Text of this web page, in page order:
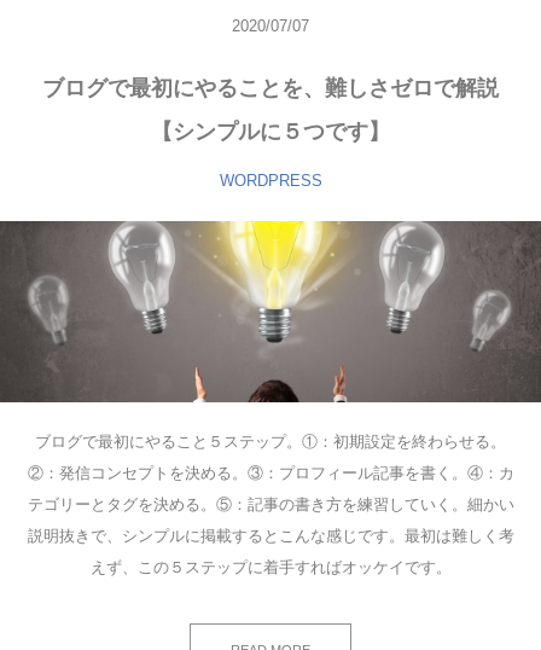
2020/07/07
ブログで最初にやることを、難しさゼロで解説
【シンプルに５つです】
WORDPRESS
ブログで最初にやること５ステップ。①：初期設定を終わらせる。
②：発信コンセプトを決める。③：プロフィール記事を書く。④：カ
テゴリーとタグを決める。⑤：記事の書き方を練習していく。細かい
説明抜きで、シンプルに掲載するとこんな感じです。最初は難しく考
えず、この５ステップに着手すればオッケイです。